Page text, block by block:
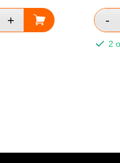
2